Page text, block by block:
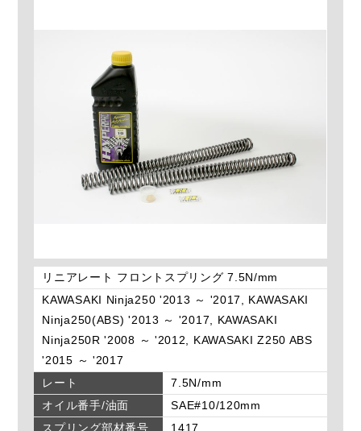
リニアレート フロントスプリング 7.5N/mm
KAWASAKI Ninja250 '2013 ～ '2017, KAWASAKI
Ninja250(ABS) '2013 ～ '2017, KAWASAKI
Ninja250R '2008 ～ '2012, KAWASAKI Z250 ABS
'2015 ～ '2017
レート
7.5N/mm
オイル番手/油面
SAE#10/120mm
スプリング部材番号
1417